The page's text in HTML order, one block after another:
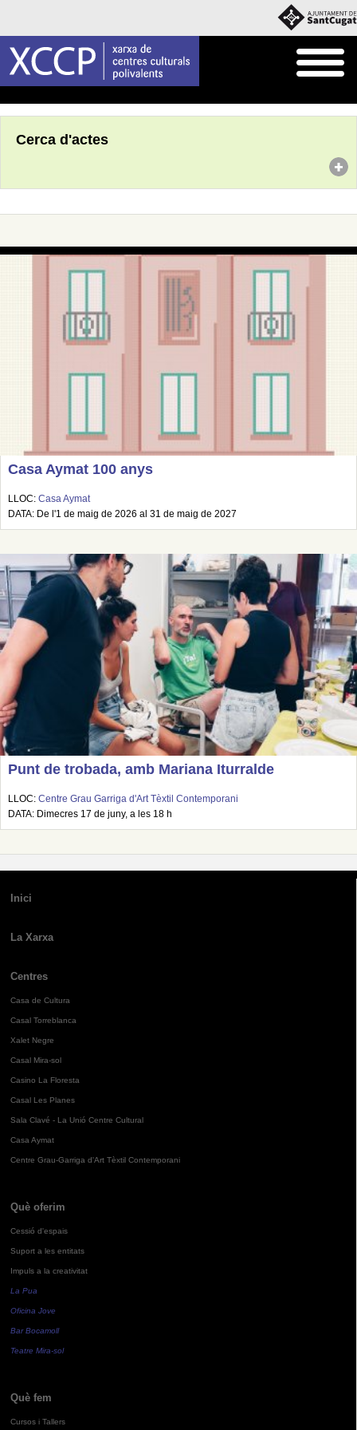
Cerca d'actes
Casa Aymat 100 anys
LLOC: Casa Aymat
DATA: De l'1 de maig de 2026 al 31 de maig de 2027
Punt de trobada, amb Mariana Iturralde
LLOC: Centre Grau Garriga d'Art Tèxtil Contemporani
DATA: Dimecres 17 de juny, a les 18 h
Inici
La Xarxa
Centres
Casa de Cultura
Casal Torreblanca
Xalet Negre
Casal Mira-sol
Casino La Floresta
Casal Les Planes
Sala Clavé - La Unió Centre Cultural
Casa Aymat
Centre Grau-Garriga d'Art Tèxtil Contemporani
Què oferim
Cessió d'espais
Suport a les entitats
Impuls a la creativitat
La Pua
Oficina Jove
Bar Bocamoll
Teatre Mira-sol
Què fem
Cursos i Tallers